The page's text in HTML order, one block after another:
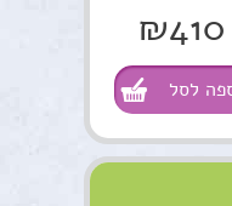
₪410
לסל